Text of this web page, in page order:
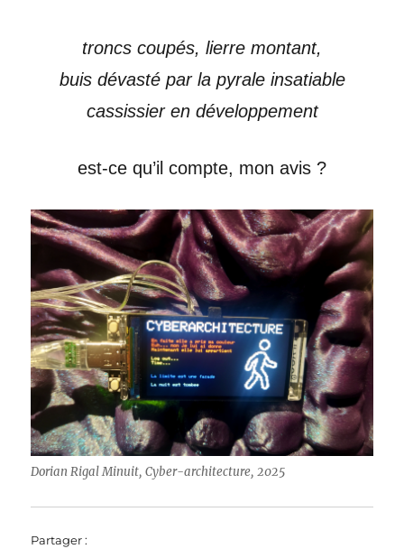
troncs coupés, lierre montant,
buis dévasté par la pyrale insatiable
cassissier en développement
est-ce qu’il compte, mon avis ?
Dorian Rigal Minuit, Cyber-architecture, 2025
Partager :